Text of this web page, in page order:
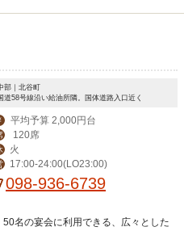
部｜北谷町
道58号線沿い給油所隣。国体道路入口近く
平均予算 2,000円台
120席
火
17:00-24:00(LO23:00)
098-936-6739
名の宴会に利用できる、広々とした